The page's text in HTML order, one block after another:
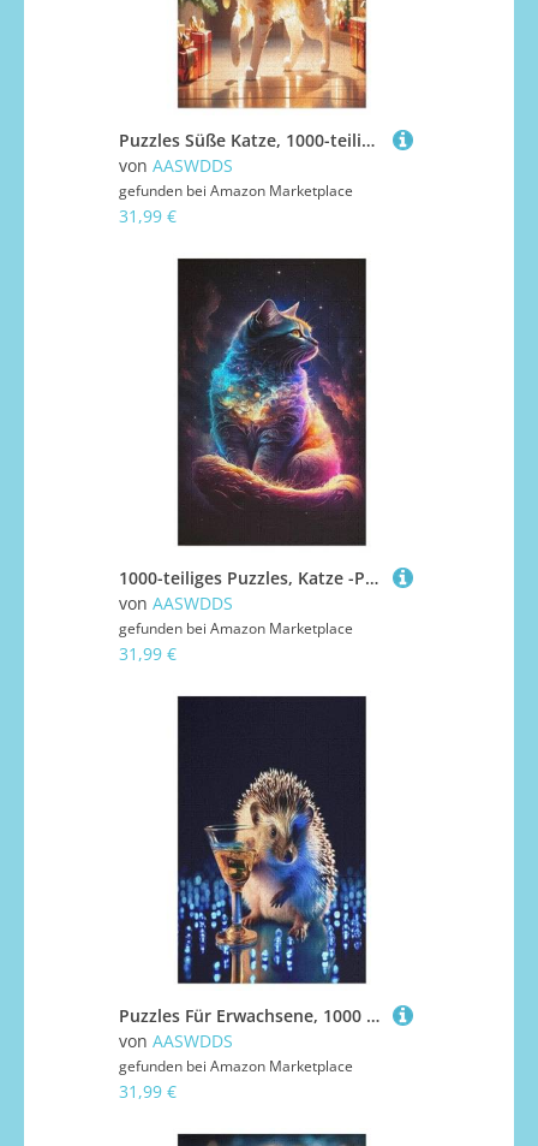
Puzzles Süße Katze, 1000-teiliges Holzpuzzle Für Erwachsene Und Kinder Ab 12 Jahren. Tolles Geschenk Für Erwachsene 78×53cm
von AASWDDS
gefunden bei Amazon Marketplace
31,99 €
1000-teiliges Puzzles, Katze -Puzzle Für Erwachsene Kinder,Holzbrettpuzzle,Erwachsenenpuzzles,Geschenke 78×53cm
von AASWDDS
gefunden bei Amazon Marketplace
31,99 €
Puzzles Für Erwachsene, 1000 Teile, Igel, Kreative Holzpuzzles, Praktisches Spiel, Familiendekoration 78×53cm
von AASWDDS
gefunden bei Amazon Marketplace
31,99 €